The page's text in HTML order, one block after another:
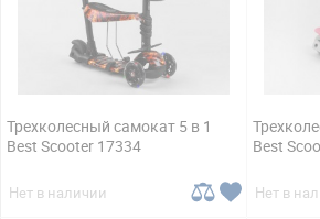
Трехколесный самокат 5 в 1
Best Scooter 17334
Нет в наличии
Best
Нет в